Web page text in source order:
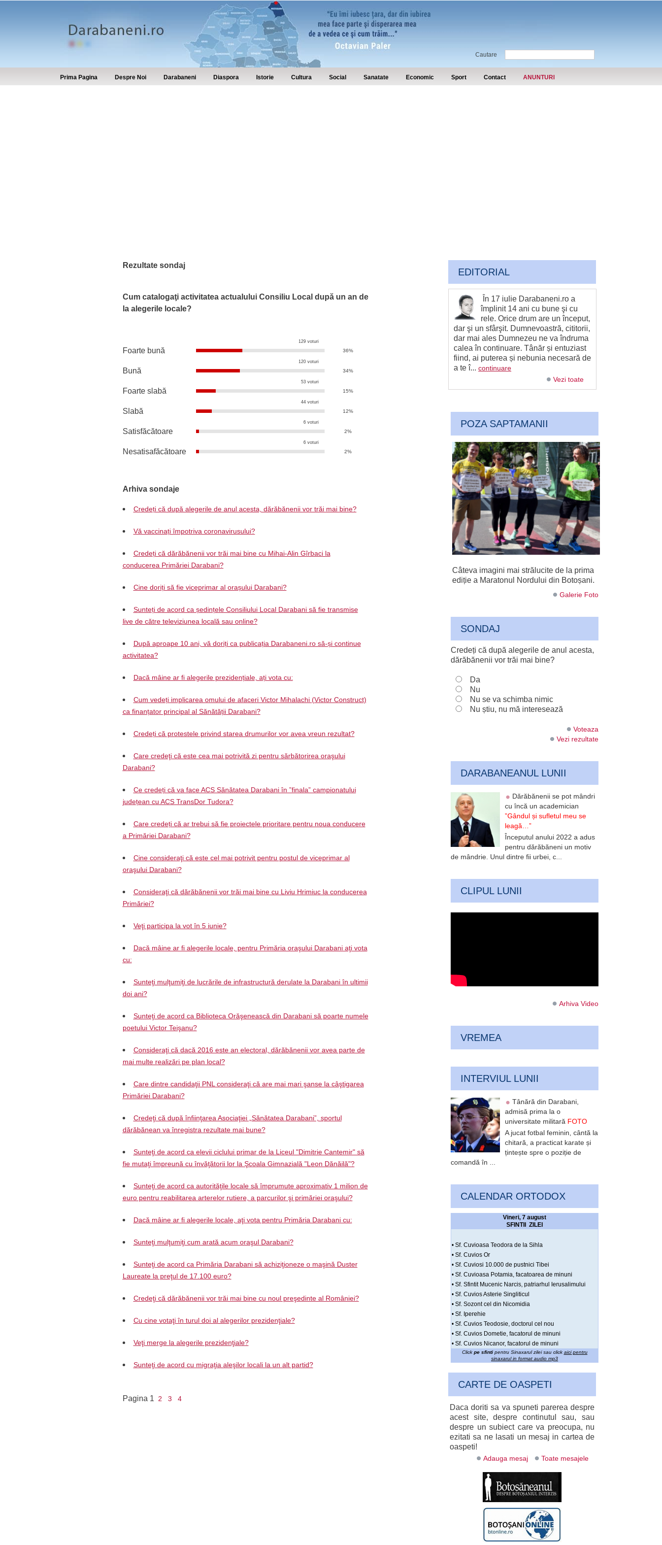
Cautare
Prima Pagina Despre Noi Darabaneni Diaspora Istorie Cultura Social Sanatate Economic Sport Contact ANUNTURI
Rezultate sondaj
Cum catalogaţi activitatea actualului Consiliu Local după un an de
la alegerile locale?
129 voturi
Foarte bună 36%
120 voturi
Bună 34%
53 voturi
Foarte slabă 15%
44 voturi
Slabă 12%
6 voturi
Satisfăcătoare 2%
6 voturi
Nesatisafăcătoare 2%
Arhiva sondaje
Credeți că după alegerile de anul acesta, dărăbănenii vor trăi mai bine?
Vă vaccinați împotriva coronavirusului?
Credeți că dărăbănenii vor trăi mai bine cu Mihai-Alin Gîrbaci la
conducerea Primăriei Darabani?
Cine doriți să fie viceprimar al orașului Darabani?
Sunteți de acord ca ședințele Consiliului Local Darabani să fie transmise
live de către televiziunea locală sau online?
După aproape 10 ani, vă doriți ca publicația Darabaneni.ro să-și continue
activitatea?
Dacă mâine ar fi alegerile prezidențiale, ați vota cu:
Cum vedeți implicarea omului de afaceri Victor Mihalachi (Victor Construct)
ca finanțator principal al Sănătății Darabani?
Credeți că protestele privind starea drumurilor vor avea vreun rezultat?
Care credeţi că este cea mai potrivită zi pentru sărbătorirea oraşului
Darabani?
Ce credeți că va face ACS Sănătatea Darabani în ”finala” campionatului
județean cu ACS TransDor Tudora?
Care credeți că ar trebui să fie proiectele prioritare pentru noua conducere
a Primăriei Darabani?
Cine consideraţi că este cel mai potrivit pentru postul de viceprimar al
oraşului Darabani?
Consideraţi că dărăbănenii vor trăi mai bine cu Liviu Hrimiuc la conducerea
Primăriei?
Veţi participa la vot în 5 iunie?
Dacă mâine ar fi alegerile locale, pentru Primăria oraşului Darabani aţi vota
cu:
Sunteţi mulţumiţi de lucrările de infrastructură derulate la Darabani în ultimii
doi ani?
Sunteţi de acord ca Biblioteca Orăşenească din Darabani să poarte numele
poetului Victor Teişanu?
Consideraţi că dacă 2016 este an electoral, dărăbănenii vor avea parte de
mai multe realizări pe plan local?
Care dintre candidaţii PNL consideraţi că are mai mari şanse la câştigarea
Primăriei Darabani?
Credeţi că după înfiinţarea Asociaţiei „Sănătatea Darabani”, sportul
dărăbănean va înregistra rezultate mai bune?
Sunteţi de acord ca elevii ciclului primar de la Liceul "Dimitrie Cantemir" să
fie mutaţi împreună cu învăţătorii lor la Şcoala Gimnazială "Leon Dănăilă"?
Sunteţi de acord ca autorităţile locale să împrumute aproximativ 1 milion de
euro pentru reabilitarea arterelor rutiere, a parcurilor şi primăriei oraşului?
Dacă mâine ar fi alegerile locale, aţi vota pentru Primăria Darabani cu:
Sunteţi mulţumiţi cum arată acum oraşul Darabani?
Sunteţi de acord ca Primăria Darabani să achiziţioneze o maşină Duster
Laureate la preţul de 17.100 euro?
Credeţi că dărăbănenii vor trăi mai bine cu noul preşedinte al României?
Cu cine votaţi în turul doi al alegerilor prezidenţiale?
Veţi merge la alegerile prezidenţiale?
Sunteţi de acord cu migraţia aleşilor locali la un alt partid?
Pagina 1 2 3 4
EDITORIAL
În 17 iulie Darabaneni.ro a
împlinit 14 ani cu bune şi cu
rele. Orice drum are un început,
dar şi un sfârşit. Dumnevoastră, cititorii,
dar mai ales Dumnezeu ne va îndruma
calea în continuare. Tânăr și entuziast
fiind, ai puterea și nebunia necesară de
a te î... continuare
Vezi toate
POZA SAPTAMANII
Câteva imagini mai strălucite de la prima
ediție a Maratonul Nordului din Botoșani.
Galerie Foto
SONDAJ
Credeți că după alegerile de anul acesta,
dărăbănenii vor trăi mai bine?
Da
Nu
Nu se va schimba nimic
Nu știu, nu mă interesează
Voteaza
Vezi rezultate
DARABANEANUL LUNII
Dărăbănenii se pot mândri
cu încă un academician
”Gândul și sufletul meu se
leagă…”
Începutul anului 2022 a adus
pentru dărăbăneni un motiv
de mândrie. Unul dintre fii urbei, c...
CLIPUL LUNII
Arhiva Video
VREMEA
INTERVIUL LUNII
Tânără din Darabani,
admisă prima la o
universitate militară FOTO
A jucat fotbal feminin, cântă la
chitară, a practicat karate și
țintește spre o poziție de
comandă în ...
CALENDAR ORTODOX
Vineri, 7 august
SFINTII ZILEI
• Sf. Cuvioasa Teodora de la Sihla
• Sf. Cuvios Or
• Sf. Cuviosi 10.000 de pustnici Tibei
• Sf. Cuvioasa Potamia, facatoarea de minuni
• Sf. Sfintit Mucenic Narcis, patriarhul Ierusalimului
• Sf. Cuvios Asterie Singliticul
• Sf. Sozont cel din Nicomidia
• Sf. Iperehie
• Sf. Cuvios Teodosie, doctorul cel nou
• Sf. Cuvios Dometie, facatorul de minuni
• Sf. Cuvios Nicanor, facatorul de minuni
Click pe sfintipentru Sinaxarul zilei sau click aici pentru
sinaxarul in format audio mp3
CARTE DE OASPETI
Daca doriti sa va spuneti parerea despre
acest site, despre continutul sau, sau
despre un subiect care va preocupa, nu
ezitati sa ne lasati un mesaj in cartea de
oaspeti!
Adauga mesaj Toate mesajele